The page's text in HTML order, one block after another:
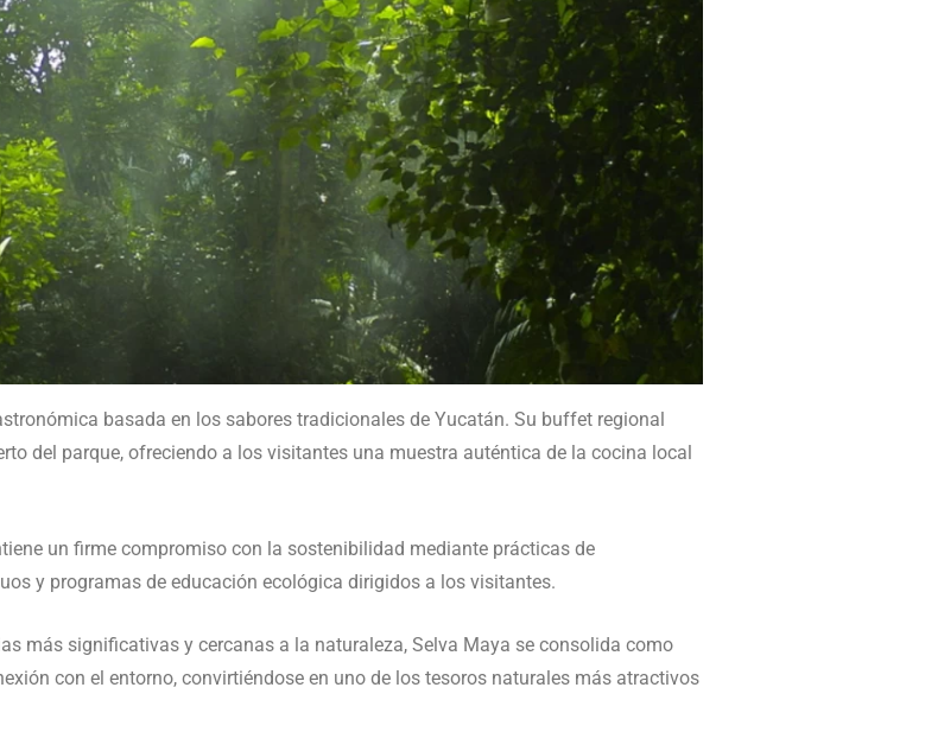
basada en los sabores tradicionales de Yucatán. Su buffet regional
del parque, ofreciendo a los visitantes una muestra auténtica de la cocina local
un firme compromiso con la sostenibilidad mediante prácticas de
y programas de educación ecológica dirigidos a los visitantes.
más significativas y cercanas a la naturaleza, Selva Maya se consolida como
con el entorno, convirtiéndose en uno de los tesoros naturales más atractivos